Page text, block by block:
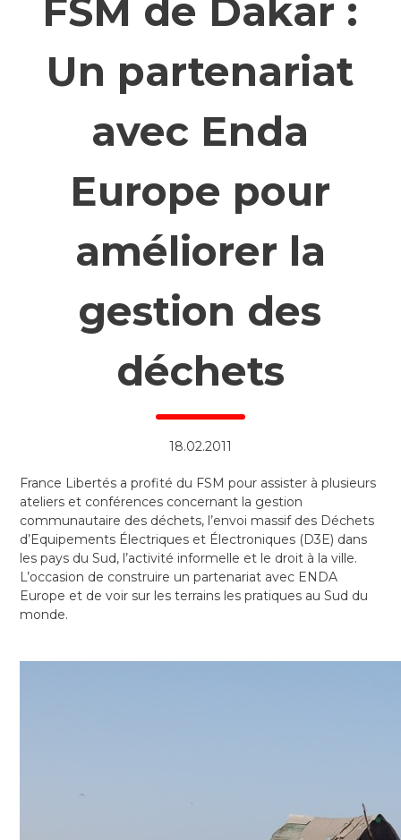
FSM de Dakar :
Un partenariat
avec Enda
Europe pour
améliorer la
gestion des
déchets
18.02.2011
France Libertés a profité du FSM pour assister à plusieurs
ateliers et conférences concernant la gestion
communautaire des déchets, l’envoi massif des Déchets
d’Equipements Électriques et Électroniques (D3E) dans
les pays du Sud, l’activité informelle et le droit à la ville.
L’occasion de construire un partenariat avec ENDA
Europe et de voir sur les terrains les pratiques au Sud du
monde.